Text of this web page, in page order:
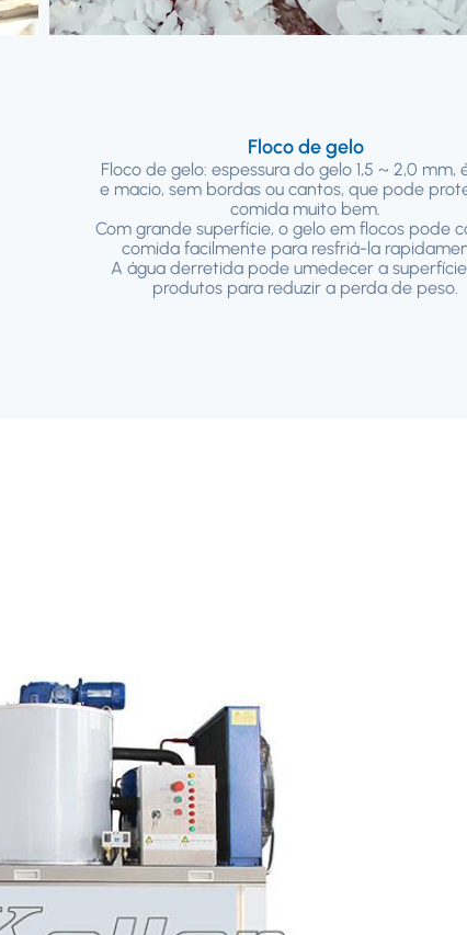
Floco de gelo
Floco de gelo: espessura do gelo 1,5 ~ 2,0 mm,
e macio, sem bordas ou cantos, que pode
comida muito bem.
Com grande superfície, o gelo em flocos pode
comida facilmente para resfriá-la
A água derretida pode umedecer a
produtos para reduzir a perda de peso.